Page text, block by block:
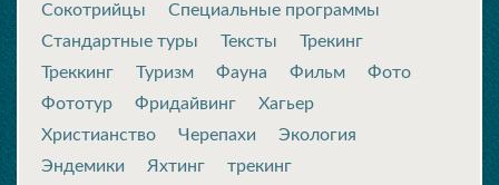
Сокотрийцы
Специальные программы
Стандартные туры
Тексты
Трекинг
Треккинг
Туризм Фауна Фильм
Фото
Фототур
Фридайвинг
Хагьер
Христианство
Черепахи
Экология
Эндемики
Яхтинг трекинг